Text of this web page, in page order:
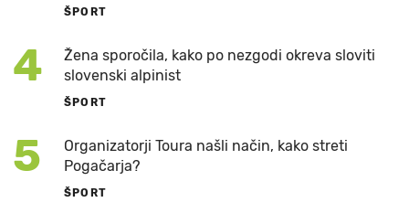
ŠPORT
4
Žena sporočila, kako po nezgodi okreva sloviti
slovenski alpinist
ŠPORT
5
Organizatorji Toura našli način, kako streti
Pogačarja?
ŠPORT